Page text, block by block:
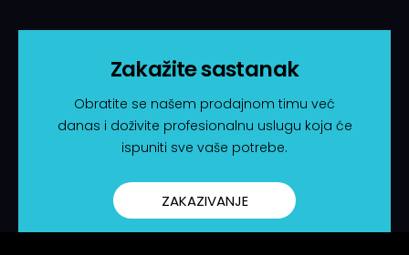
Zakažite sastanak
Obratite se našem prodajnom timu već
danas i doživite profesionalnu uslugu koja će
ispuniti sve vaše potrebe.
ZAKAZIVANJE